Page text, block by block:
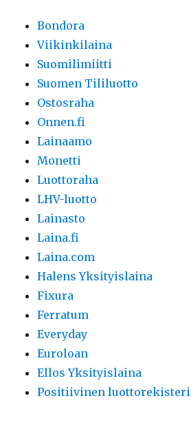
Bondora
Viikinkilaina
Suomilimiitti
Suomen Tililuotto
Ostosraha
Onnen.fi
Lainaamo
Monetti
Luottoraha
LHV-luotto
Lainasto
Laina.fi
Laina.com
Halens Yksityislaina
Fixura
Ferratum
Everyday
Euroloan
Ellos Yksityislaina
Positiivinen luottorekisteri